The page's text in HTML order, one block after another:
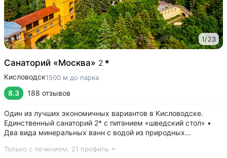
1/23
Санаторий «Москва» 2
Кисловодск1500 м до парка
8.3 188 отзывов
Один из лучших экономичных вариантов в Кисловодске.
Единственный санаторий 2* с питанием «шведский стол» •
Два вида минеральных ванн с водой из природных
Свой бювет с минеральной водой двух курортов:
Только с лечением, 21 профиль